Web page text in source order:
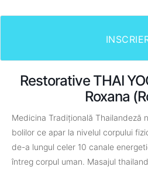
Restorative THAI
Roxana
Medicina Tradițională Thailandeză
bolilor ce apar la nivelul corpului
de-a lungul celer 10 canale
întreg corpul uman. Masajul